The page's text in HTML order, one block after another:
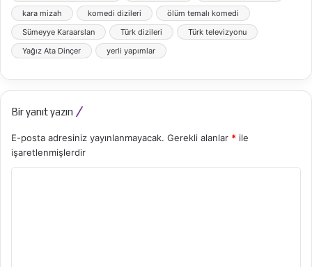
kara mizah
komedi dizileri
ölüm temalı komedi
Sümeyye Karaarslan
Türk dizileri
Türk televizyonu
Yağız Ata Dinçer
yerli yapımlar
Bir yanıt yazın
E-posta adresiniz yayınlanmayacak. Gerekli alanlar * ile
işaretlenmişlerdir